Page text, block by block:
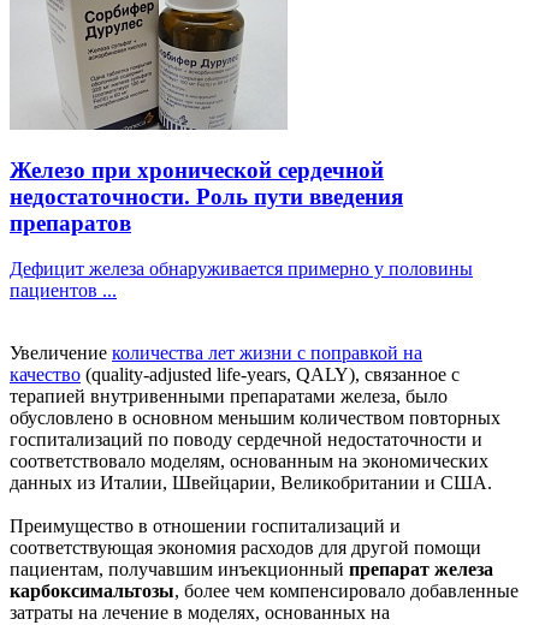
Железо при хронической сердечной
недостаточности. Роль пути введения
препаратов
Дефицит железа обнаруживается примерно у половины
пациентов ...
Увеличение количества лет жизни с поправкой на
качество (quality-adjusted life-years, QALY), связанное с
терапией внутривенными препаратами железа, было
обусловлено в основном меньшим количеством повторных
госпитализаций по поводу сердечной недостаточности и
соответствовало моделям, основанным на экономических
данных из Италии, Швейцарии, Великобритании и США.
Преимущество в отношении госпитализаций и
соответствующая экономия расходов для другой помощи
пациентам, получавшим инъекционный препарат железа
карбоксимальтозы, более чем компенсировало добавленные
затраты на лечение в моделях, основанных на